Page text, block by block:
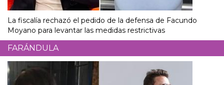
La fiscalía rechazó el pedido de la defensa de Facundo
Moyano para levantar las medidas restrictivas
FARÁNDULA